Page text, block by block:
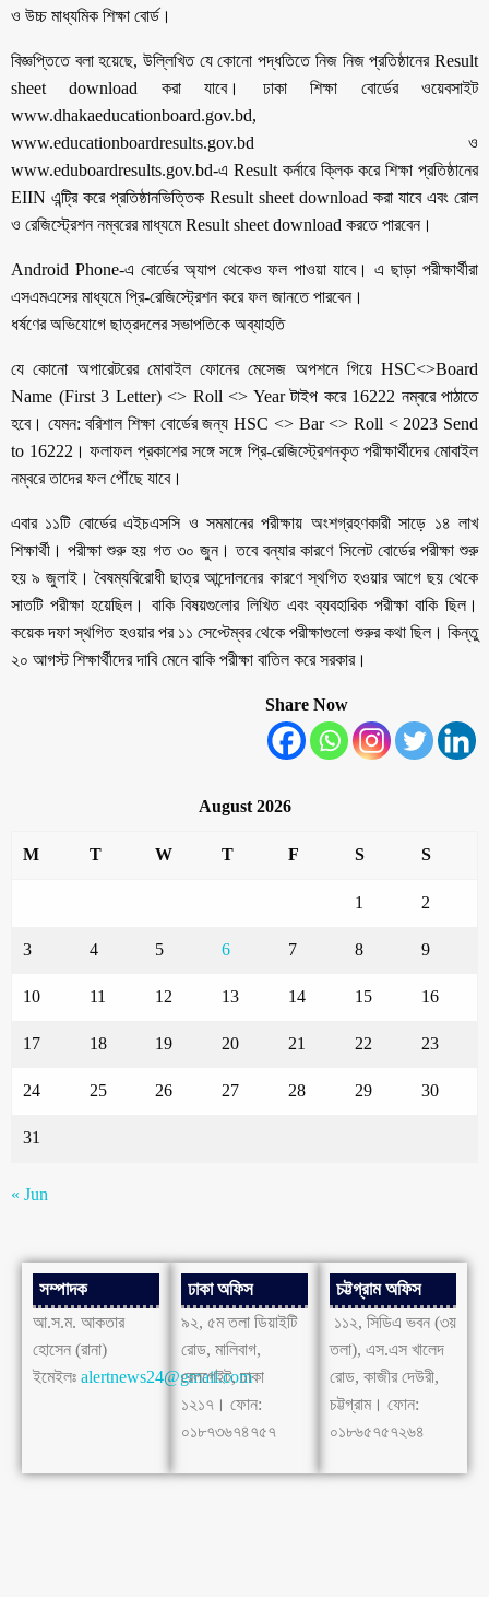
ও উচ্চ মাধ্যমিক শিক্ষা বোর্ড।
বিজ্ঞপ্তিতে বলা হয়েছে, উল্লিখিত যে কোনো পদ্ধতিতে নিজ নিজ প্রতিষ্ঠানের Result
sheet download করা যাবে। ঢাকা শিক্ষা বোর্ডের ওয়েবসাইট
www.dhakaeducationboard.gov.bd,
www.educationboardresults.gov.bd ও
www.eduboardresults.gov.bd-এ Result কর্নারে ক্লিক করে শিক্ষা প্রতিষ্ঠানের
EIIN এন্ট্রি করে প্রতিষ্ঠানভিত্তিক Result sheet download করা যাবে এবং রোল
ও রেজিস্ট্রেশন নম্বরের মাধ্যমে Result sheet download করতে পারবেন।
Android Phone-এ বোর্ডের অ্যাপ থেকেও ফল পাওয়া যাবে। এ ছাড়া পরীক্ষার্থীরা
এসএমএসের মাধ্যমে প্রি-রেজিস্ট্রেশন করে ফল জানতে পারবেন।
ধর্ষণের অভিযোগে ছাত্রদলের সভাপতিকে অব্যাহতি
যে কোনো অপারেটরের মোবাইল ফোনের মেসেজ অপশনে গিয়ে HSC<>Board
Name (First 3 Letter) <> Roll <> Year টাইপ করে 16222 নম্বরে পাঠাতে
হবে। যেমন: বরিশাল শিক্ষা বোর্ডের জন্য HSC <> Bar <> Roll < 2023 Send
to 16222। ফলাফল প্রকাশের সঙ্গে সঙ্গে প্রি-রেজিস্ট্রেশনকৃত পরীক্ষার্থীদের মোবাইল
নম্বরে তাদের ফল পৌঁছে যাবে।
এবার ১১টি বোর্ডের এইচএসসি ও সমমানের পরীক্ষায় অংশগ্রহণকারী সাড়ে ১৪ লাখ
শিক্ষার্থী। পরীক্ষা শুরু হয় গত ৩০ জুন। তবে বন্যার কারণে সিলেট বোর্ডের পরীক্ষা শুরু
হয় ৯ জুলাই। বৈষম্যবিরোধী ছাত্র আন্দোলনের কারণে স্থগিত হওয়ার আগে ছয় থেকে
সাতটি পরীক্ষা হয়েছিল। বাকি বিষয়গুলোর লিখিত এবং ব্যবহারিক পরীক্ষা বাকি ছিল।
কয়েক দফা স্থগিত হওয়ার পর ১১ সেপ্টেম্বর থেকে পরীক্ষাগুলো শুরুর কথা ছিল। কিন্তু
২০ আগস্ট শিক্ষার্থীদের দাবি মেনে বাকি পরীক্ষা বাতিল করে সরকার।
Share Now
August 2026
M T W T F S S
1 2
3 4 5 6 7 8 9
10 11 12 13 14 15 16
17 18 19 20 21 22 23
24 25 26 27 28 29 30
31
« Jun
সম্পাদক
আ.স.ম. আকতার
হোসেন (রানা)
ইমেইলঃ alertnews24@gmail.com
ঢাকা অফিস
৯২, ৫ম তলা ডিয়াইটি
রোড, মালিবাগ,
রেলগেইট, ঢাকা
১২১৭। ফোন:
০১৮৭৩৬৭৪৭৫৭
চট্টগ্রাম অফিস
১১২, সিডিএ ভবন (৩য়
তলা), এস.এস খালেদ
রোড, কাজীর দেউরী,
চট্টগ্রাম। ফোন:
০১৮৬৫৭৫৭২৬৪